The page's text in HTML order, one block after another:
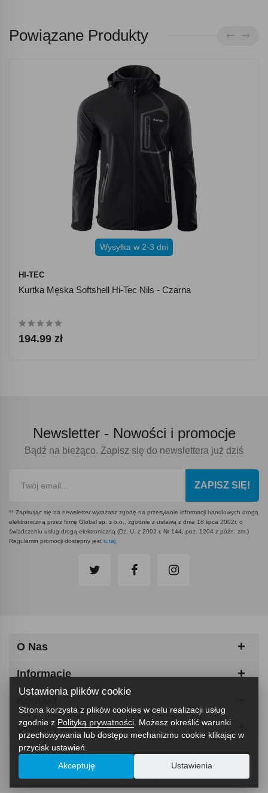
Powiązane Produkty
Wysyłka w 2-3 dni
HI-TEC
Kurtka Męska Softshell Hi-Tec Nils - Czarna
194.99 zł
Newsletter - Nowości i promocje
Bądź na bieżąco. Zapisz się do newslettera już dziś
ZAPISZ SIĘ!
** Zapisując się na newsletter wyrażasz zgodę na przesyłanie informacji handlowych drogą
elektroniczną przez firmę Global sp. z o.o., zgodnie z ustawą z dnia 18 lipca 2002r. o
świadczeniu usług drogą elektroniczną (Dz. U. z 2002 r. Nr 144, poz. 1204 z późn. zm.)
Regulamin promocji dostępny jest tutaj
O Nas
Informacje
Odbiory Osobiste
ABCfitness - Siłownia I Sprzęt Fitness © 2026
Ustawienia plików cookie
Strona korzysta z plików cookies w celu realizacji usług
zgodnie z Polityką prywatności . Możesz określić warunki
przechowywania lub dostępu mechanizmu cookie klikając w
przycisk ustawień.
Akceptuję Ustawienia